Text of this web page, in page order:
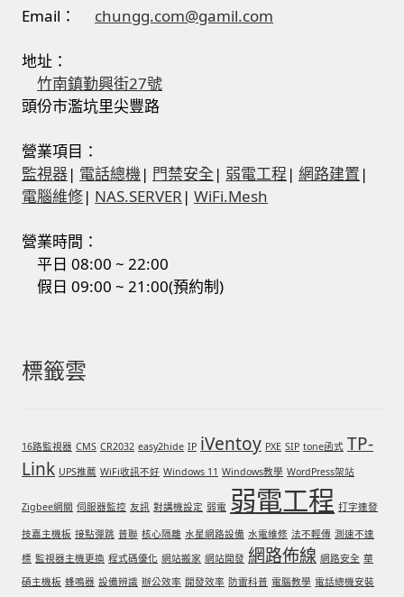
Email： chungg.com@gamil.com
地址：
竹南鎮勤興街27號
頭份市濫坑里尖豐路
營業項目：
監視器| 電話總機| 門禁安全 | 弱電工程 |網路建置 |
電腦維修| NAS.SERVER |WiFi.Mesh
營業時間：
平日 08:00 ~ 22:00
假日 09:00 ~ 21:00(預約制)
標籤雲
16路監視器 CMS CR2032 easy2hide IP iVentoy PXE SIP tone函式 TP-
Link UPS推薦 WiFi收訊不好 Windows 11 Windows教學 WordPress架站
Zigbee網關 伺服器監控 友訊 對講機設定 弱電 弱電工程 打字連發
技嘉主機板 接點彈跳 普聯 核心隔離 水星網路設備 水電維修 法不輕傳 測速不達
標 監視器主機更換 程式碼優化 網站搬家 網站開發 網路佈線 網路安全 華
碩主機板 蜂鳴器 設備辨識 辦公效率 開發效率 防雷科普 電腦教學 電話總機安裝